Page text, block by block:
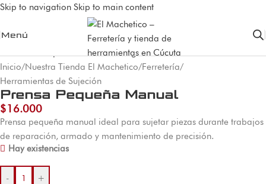
Skip to navigation Skip to main content
Menú
Inicio/Nuestra Tienda El Machetico/Ferretería/
Herramientas de Sujeción
Prensa Pequeña Manual
$16.000
Prensa pequeña manual ideal para sujetar piezas durante trabajos
de reparación, armado y mantenimiento de precisión.
Hay existencias
- +